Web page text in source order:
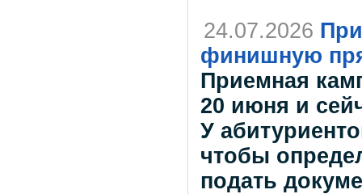
24.07.2026
финишную
Приемная
20 июня и
У
чтобы
подать